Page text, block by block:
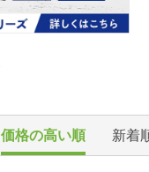
価格の高い順 新着